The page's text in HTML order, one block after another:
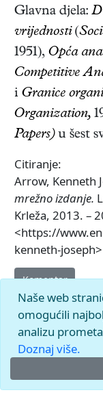
Glavna djela:
vrijednosti(
1951), Opća
Competitive
i Granice
Organization,
Papers)u šest
Citiranje:
Arrow, Kenneth
mrežno izdanje.
Krleža, 2013. –
<https://
kenneth-
Komentar
Naše web
omogućili
analizu
Doznaj više.
© 2026.